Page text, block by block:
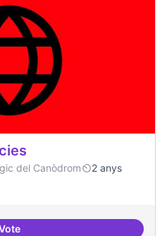
del Canòdrom
2 anys